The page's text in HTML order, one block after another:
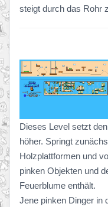
steigt durch das Rohr
Dieses Level setzt
höher. Springt
Holzplattformen und
pinken Objekten und
Feuerblume enthält.
Jene pinken Dinger in